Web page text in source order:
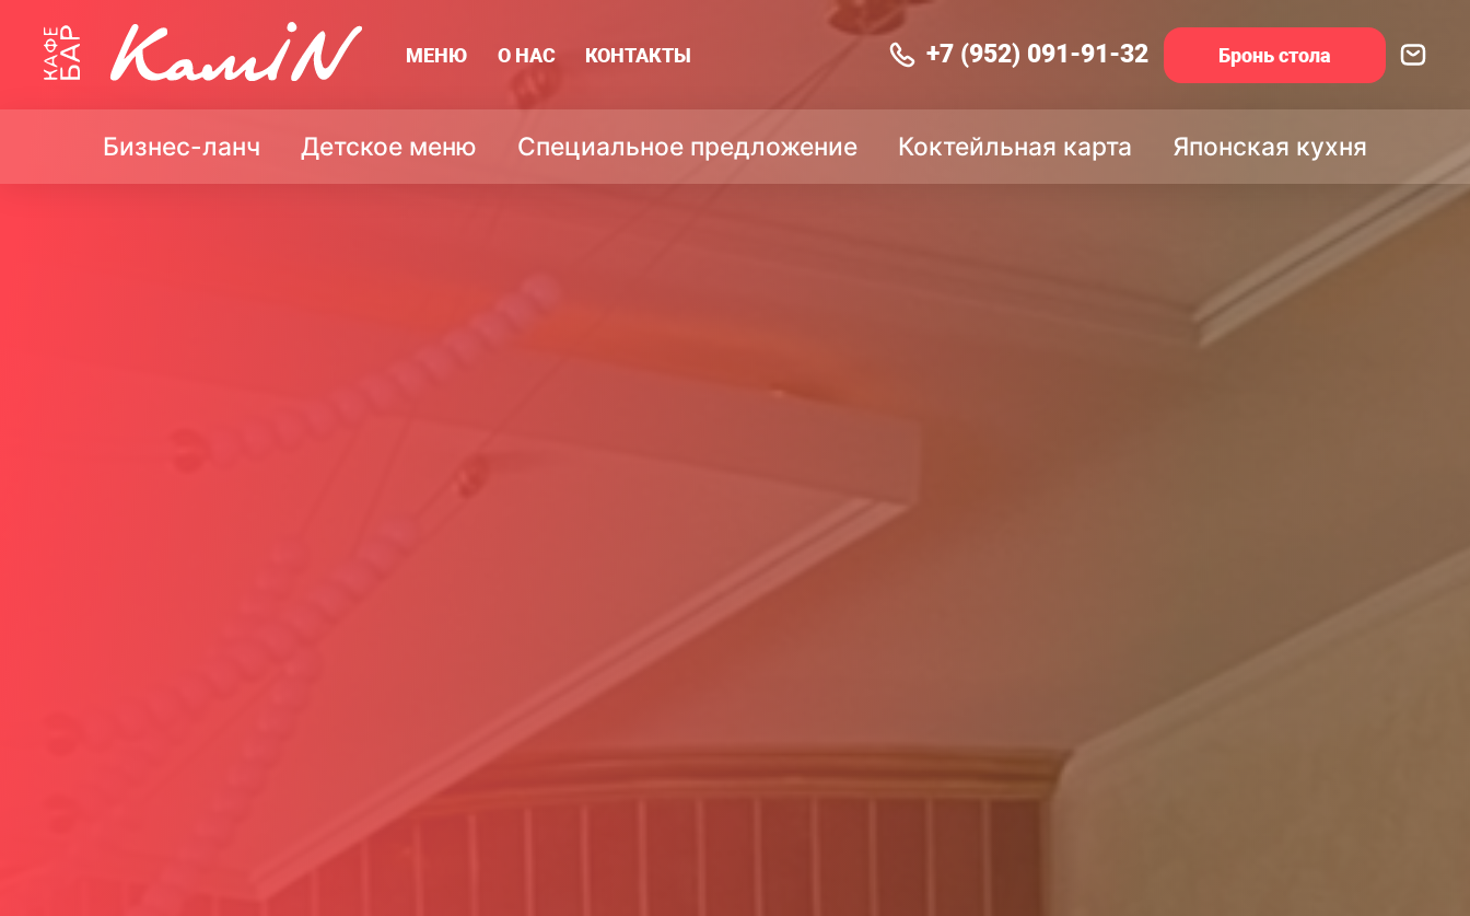
МЕНЮ О НАС КОНТАКТЫ +7 (952) 091-91-32 Бронь стола
Бизнес-ланч Детское меню Специальное предложение Коктейльная карта Японская кухня